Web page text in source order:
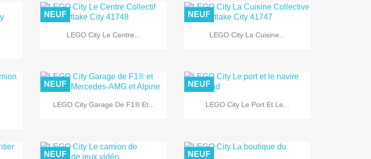
 Aperçu rapide
LEGO City Le Centre...
NEUF
 Aperçu rapide
LEGO City La Cuisine...
NEUF
 Aperçu rapide
LEGO City Garage De F1® Et...
NEUF
 Aperçu rapide
LEGO City Le Port Et Le...
NEUF
NEUF NEUF